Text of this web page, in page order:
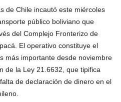
de Chile incautó este miércoles
público boliviano que
del Complejo Fronterizo de
El operativo constituye el
más importante desde noviembre
de la Ley 21.6632, que tipifica
de declaración de dinero en el